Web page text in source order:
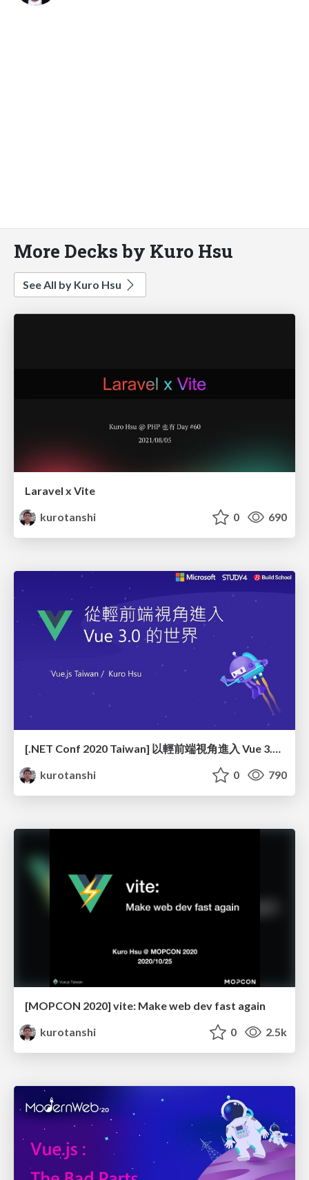
More Decks by Kuro Hsu
See All by Kuro Hsu
Laravel x Vite
kurotanshi
0 690
kurotanshi
0 790
[MOPCON 2020] vite: Make web dev fast again
kurotanshi
0 2.5k